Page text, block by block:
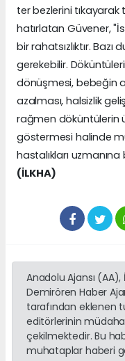
ter bezlerini
hatırlatan Güvener,
bir rahatsızlıktır.
gerekebilir.
dönüşmesi, bebeğin
azalması, halsizlik
rağmen döküntülerin
göstermesi halinde
hastalıkları
(İLKHA)
Anadolu Ajansı (AA),
Demirören Haber
tarafından eklenen
editörlerinin
çekilmektedir. Bu
muhataplar haberi